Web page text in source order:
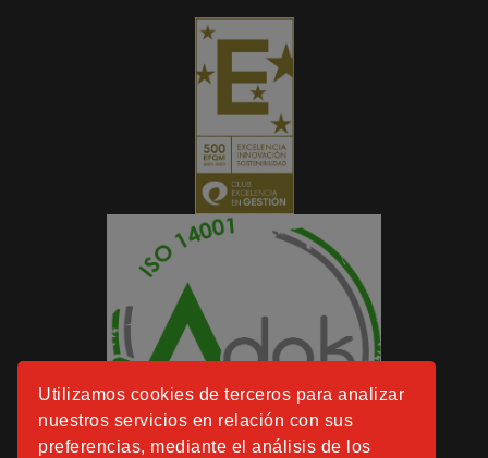
Utilizamos cookies de terceros para analizar
nuestros servicios en relación con sus
preferencias, mediante el análisis de los